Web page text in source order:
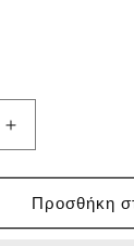
Αύξηση
ποσότητας
για
ENDEMIC
BEACH
Προσθήκη